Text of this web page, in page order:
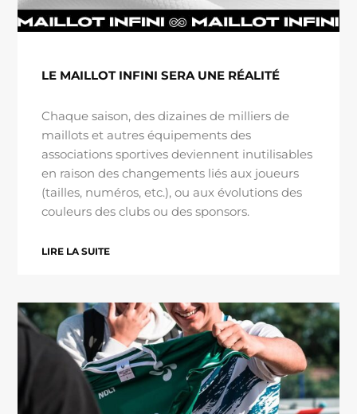
LE MAILLOT INFINI SERA UNE RÉALITÉ
Chaque saison, des dizaines de milliers de
maillots et autres équipements des
associations sportives deviennent inutilisables
en raison des changements liés aux joueurs
(tailles, numéros, etc.), ou aux évolutions des
couleurs des clubs ou des sponsors.
LIRE LA SUITE